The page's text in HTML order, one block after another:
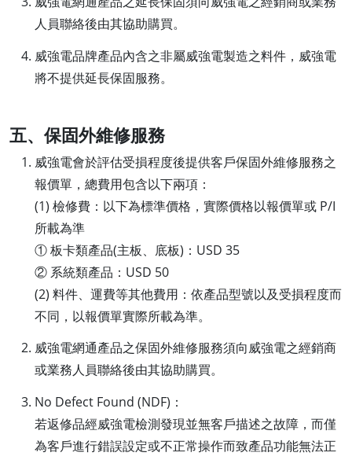
人員聯絡後由其協助購買。
威強電品牌產品內含之非屬威強電製造之料件，威強電
將不提供延長保固服務。
五、保固外維修服務
威強電會於評估受損程度後提供客戶保固外維修服務之
報價單，總費用包含以下兩項：
(1) 檢修費：以下為標準價格，實際價格以報價單或 P/I
所載為準
① 板卡類產品(主板、底板)：USD 35
② 系統類產品：USD 50
(2) 料件、運費等其他費用：依產品型號以及受損程度而
不同，以報價單實際所載為準。
威強電網通產品之保固外維修服務須向威強電之經銷商
或業務人員聯絡後由其協助購買。
No Defect Found (NDF)：
若返修品經威強電檢測發現並無客戶描述之故障，而僅
為客戶進行錯誤設定或不正常操作而致產品功能無法正